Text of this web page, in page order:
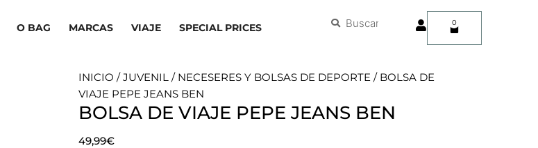
O BAG MARCAS VIAJE SPECIAL PRICES
User
0
Carrito
INICIO /JUVENIL / NECESERES Y BOLSAS DE DEPORTE / BOLSA DE
VIAJE PEPE JEANS BEN
BOLSA DE VIAJE PEPE JEANS BEN
49,99€